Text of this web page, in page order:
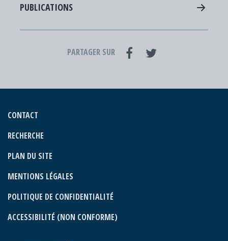
PUBLICATIONS
PARTAGER SUR
CONTACT
RECHERCHE
PLAN DU SITE
MENTIONS LÉGALES
POLITIQUE DE CONFIDENTIALITÉ
ACCESSIBILITÉ (NON CONFORME)